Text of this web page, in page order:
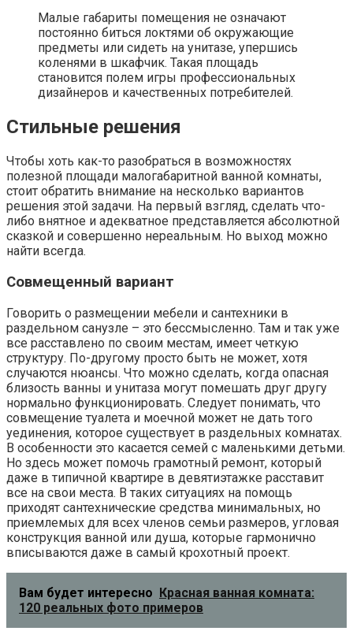
Малые габариты помещения не означают
постоянно биться локтями об окружающие
предметы или сидеть на унитазе, упершись
коленями в шкафчик. Такая площадь
становится полем игры профессиональных
дизайнеров и качественных потребителей.
Стильные решения
Чтобы хоть как-то разобраться в возможностях
полезной площади малогабаритной ванной комнаты,
стоит обратить внимание на несколько вариантов
решения этой задачи. На первый взгляд, сделать что-
либо внятное и адекватное представляется абсолютной
сказкой и совершенно нереальным. Но выход можно
найти всегда.
Совмещенный вариант
Говорить о размещении мебели и сантехники в
раздельном санузле – это бессмысленно. Там и так уже
все расставлено по своим местам, имеет четкую
структуру. По-другому просто быть не может, хотя
случаются нюансы. Что можно сделать, когда опасная
близость ванны и унитаза могут помешать друг другу
нормально функционировать. Следует понимать, что
совмещение туалета и моечной может не дать того
уединения, которое существует в раздельных комнатах.
В особенности это касается семей с маленькими детьми.
Но здесь может помочь грамотный ремонт, который
даже в типичной квартире в девятиэтажке расставит
все на свои места. В таких ситуациях на помощь
приходят сантехнические средства минимальных, но
приемлемых для всех членов семьи размеров, угловая
конструкция ванной или душа, которые гармонично
вписываются даже в самый крохотный проект.
Вам будет интересно Красная ванная комната:
120 реальных фото примеров